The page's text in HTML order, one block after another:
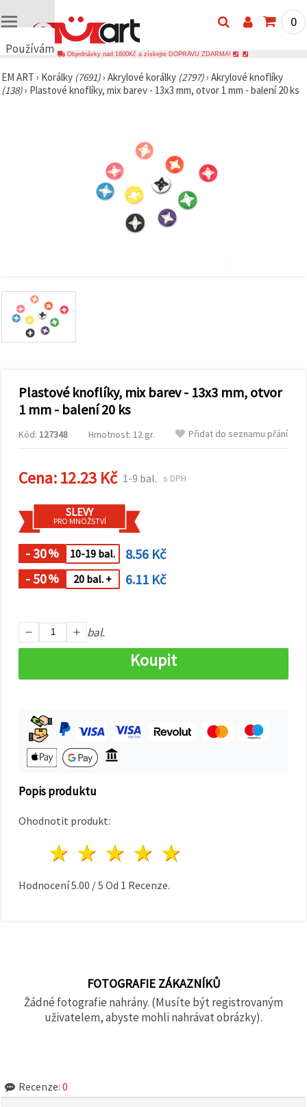
Používáme
🍪
Používáme
a
zobrazovali
relevantnější
obsah a
reklamu, a
pomocí
analýzu a
marketing.
Můžete
použitím
všech
kliknutím
vše!" Nebo
můžete
uvést své
Nastavení
výběrem
daného
cookies a
"Uložit"
0
Objednávky nad 1600Kč a získejte DOPRAVU ZDARMA!
EM ART › Korálky (7691)› Akrylové korálky (2797)› Akrylové knoflíky
(138)› Plastové knoflíky, mix barev - 13x3 mm, otvor 1 mm - balení 20 ks
Plastové knoflíky, mix barev - 13x3 mm, otvor
1 mm - balení 20 ks
Kód: 127348 Hmotnost: 12 gr. Přidat do seznamu přání
Cena:12.23 Kč 1-9 bal. s DPH
SLEVY
PRO MNOŽSTVÍ
- 30% 10-19 bal.
8.56 Kč
- 50% 20 bal. + 6.11 Kč
bal.
Koupit
Popis produktu
Ohodnotit produkt:
4 hvězdy
3 hvězdy
2 hvězdy
1 hvězda
Hodnocení5.00 /5 Od 1 Recenze.
FOTOGRAFIE ZÁKAZNÍKŮ
Žádné fotografie nahrány. (Musíte být registrovaným
uživatelem, abyste mohli nahrávat obrázky).
Recenze: 0